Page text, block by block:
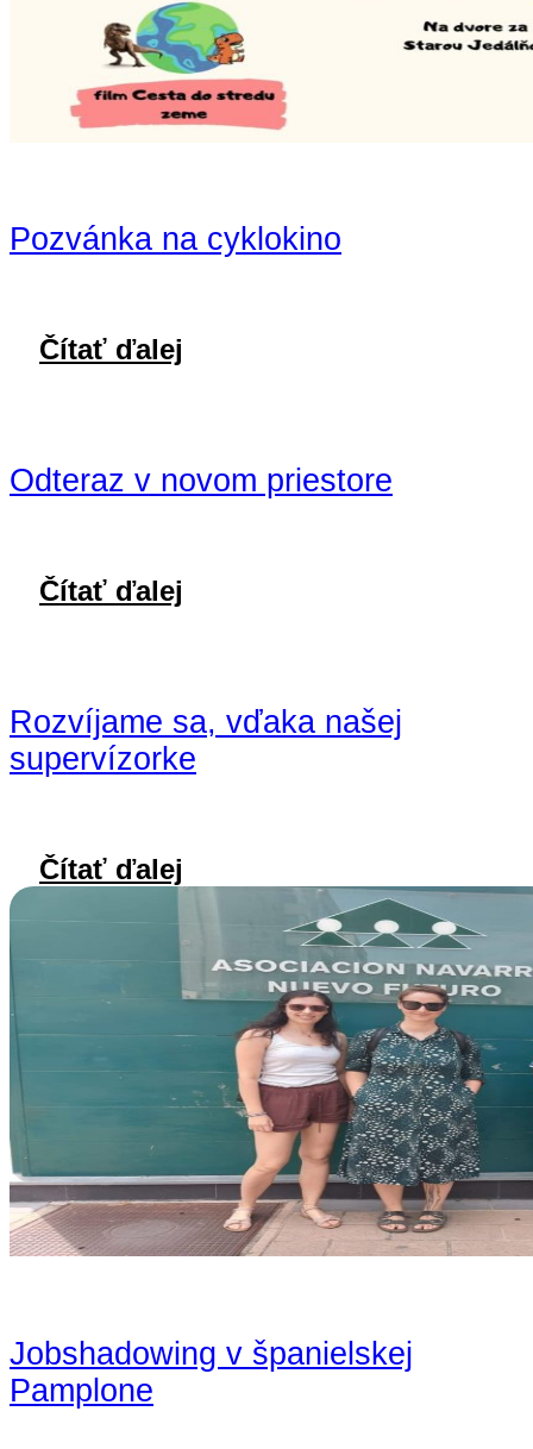
Pozvánka na cyklokino
Čítať ďalej
Odteraz v novom priestore
Čítať ďalej
Rozvíjame sa, vďaka našej
supervízorke
Čítať ďalej
Jobshadowing v španielskej
Pamplone